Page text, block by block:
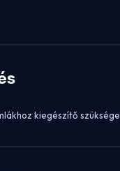
kiegészítő